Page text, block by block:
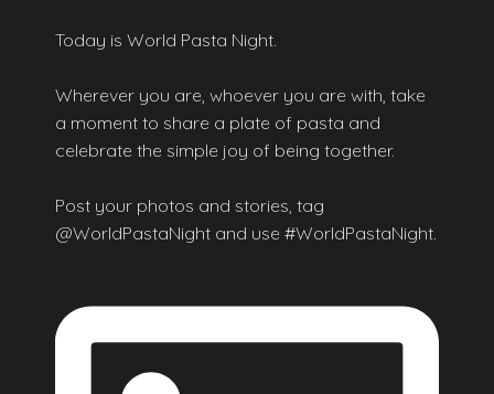
Today is World Pasta Night.
Wherever you are, whoever you are with, take
a moment to share a plate of pasta and
celebrate the simple joy of being together.
Post your photos and stories, tag
@WorldPastaNight and use #WorldPastaNight.